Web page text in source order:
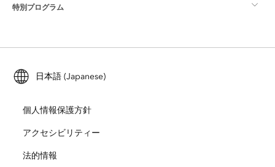
Esri ストア
ユーザー調査およびテスト
Esri Young Professionals Network
ロケーション インテリジェンス
トレーニング
ArcUser
ArcNews
ArcWatch
Esri について
採用情報
オープンビジョン
特別プログラム
ArcGIS for Student Use
自然保護
日本語 (Japanese)
個人情報保護方針
アクセシビリティー
法的情報